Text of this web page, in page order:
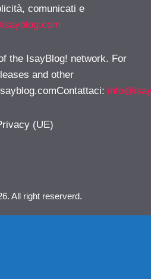
comunicati e
the IsayBlog! network. For
and other
:
(UE)
All right reserverd.